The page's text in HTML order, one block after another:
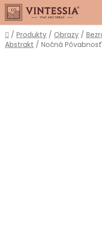
Prejsť
na
obsah
Domov
/ Produkty / Obrazy /
Abstrakt / Nočná